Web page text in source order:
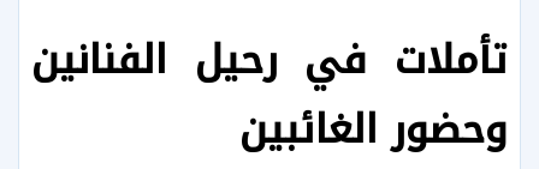
تأملات في رحيل الفنانين
وحضور الغائبين